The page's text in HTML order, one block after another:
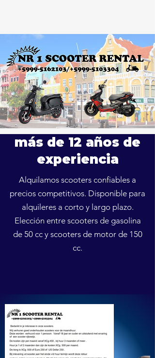
más de 12 años de
experiencia
Alquilamos scooters confiables a
precios competitivos. Disponible para
alquileres a corto y largo plazo.
Elección entre scooters de gasolina
de 50 cc y scooters de motor de 150
cc.